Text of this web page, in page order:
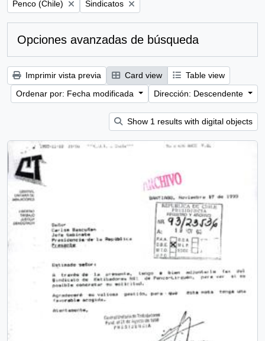
Remove filter:
Penco (Chile) Remove filter:
Sindicatos
Opciones avanzadas de búsqueda
Imprimir vista previa Card view
Table view
Ordenar por: Fecha modificada
Dirección: Descendente
Show 1 results with digital objects